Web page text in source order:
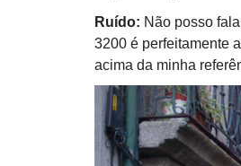
Ruído: Não posso
3200 é perfeitamente
acima da minha